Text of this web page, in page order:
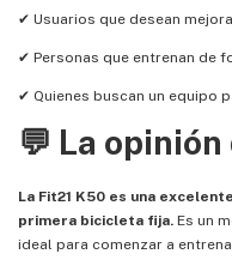
✔ Usuarios que desean
✔ Personas que entrenan de
✔ Quienes buscan un equipo
💬 La
La Fit21 K50 es una
primera bicicleta fija. Es un
ideal para comenzar a